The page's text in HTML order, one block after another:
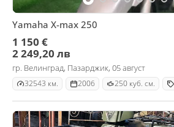
Yamaha X-max 250
1 150 €
2 249,20 лв
гр. Велинград, Пазарджик, 05 август
32543 км. 2006 250 куб. см.